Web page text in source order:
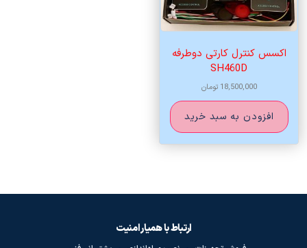
اکسس کنترل کارتی دوطرفه
SH460D
18,500,000 تومان
افزودن به سبد خرید
ارتباط با همیار امنیت